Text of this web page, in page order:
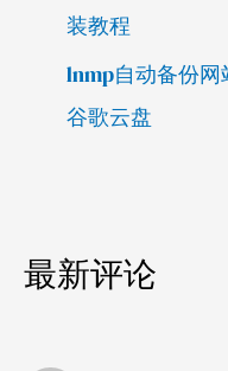
装教程
lnmp自动备份
谷歌云盘
最新评论